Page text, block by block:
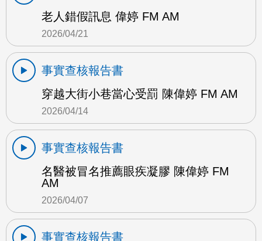
老人錯假訊息 偉婷 FM AM
2026/04/21
事實查核報告書
穿越大街小巷當心受罰 陳偉婷 FM AM
2026/04/14
事實查核報告書
名醫被冒名推薦眼疾凝膠 陳偉婷 FM
AM
2026/04/07
事實查核報告書